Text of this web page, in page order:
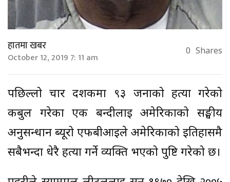
हातमा खबर
October 12, 2019 7: 11 am 0 Shares
पछिल्लो चार दशकमा ९३ जनाको हत्या गरेको
कबुल गरेका एक बन्दीलाई अमेरिकाको सङ्घीय
अनुसन्धान ब्यूरो एफबीआईले अमेरिकाको इतिहासमै
सबैभन्दा धेरै हत्या गर्ने व्यक्ति भएको पुष्टि गरेको छ।